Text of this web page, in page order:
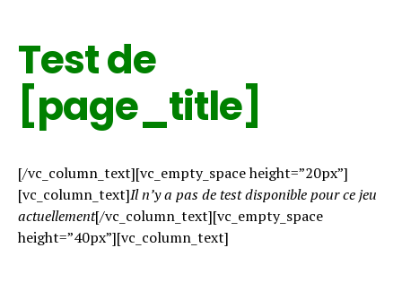
Test de
[page_title]
[/vc_column_text][vc_empty_space height=”20px”]
[vc_column_text]Il n’y a pas de test disponible pour ce jeu
actuellement[/vc_column_text][vc_empty_space
height=”40px”][vc_column_text]